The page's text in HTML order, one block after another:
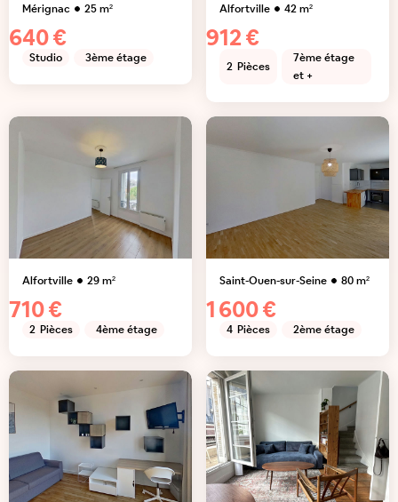
Mérignac 25m²
640 €
Studio 3ème étage
Alfortville 42m²
912 €
2 Pièces
7ème étage
et +
Alfortville 29m²
710 €
2 Pièces 4ème étage
Saint-Ouen-sur-Seine 80m²
1 600 €
4 Pièces 2ème étage